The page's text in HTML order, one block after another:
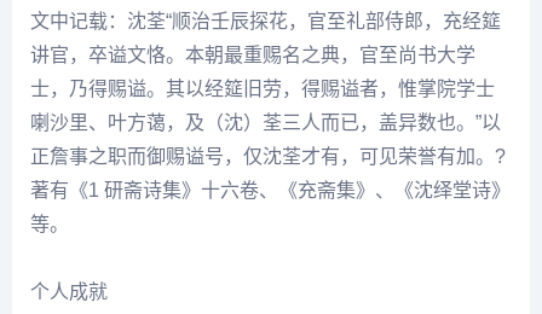
文中记载：沈荃“顺治壬辰探花，官至礼部侍郎，充经筵
讲官，卒谥文恪。本朝最重赐名之典，官至尚书大学
士，乃得赐谥。其以经筵旧劳，得赐谥者，惟掌院学士
喇沙里、叶方蔼，及（沈）荃三人而已，盖异数也。”以
正詹事之职而御赐谥号，仅沈荃才有，可见荣誉有加。?
著有《1 研斋诗集》十六卷、《充斋集》、《沈绎堂诗》
等。
个人成就